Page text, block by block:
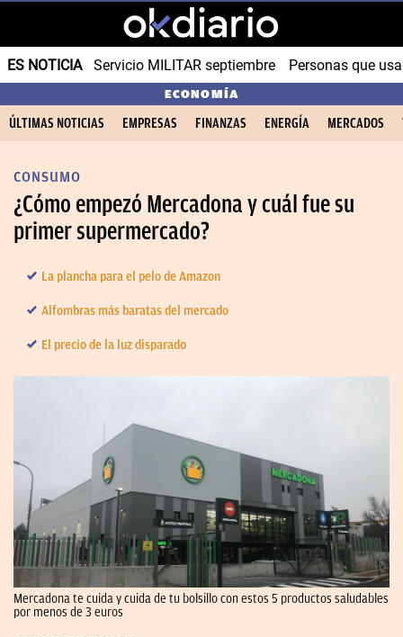
ES NOTICIA Servicio MILITAR septiembre Personas que
ECONOMÍA
ÚLTIMAS NOTICIAS EMPRESAS FINANZAS ENERGÍA MERCADOS
CONSUMO
¿Cómo empezó Mercadona y cuál fue su
primer supermercado?
La plancha para el pelo de Amazon
Alfombras más baratas del mercado
El precio de la luz disparado
Mercadona te cuida y cuida de tu bolsillo con estos 5 productos saludables
por menos de 3 euros